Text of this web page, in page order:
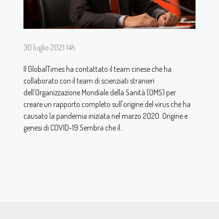
30 luglio 2021 14h
Il GlobalTimes ha contattato il team cinese che ha
collaborato con il team di scienziati stranieri
dell'Organizzazione Mondiale della Sanità (OMS) per
creare un rapporto completo sull'origine del virus che ha
causato la pandemia iniziata nel marzo 2020. Origine e
genesi di COVID-19 Sembra che il...